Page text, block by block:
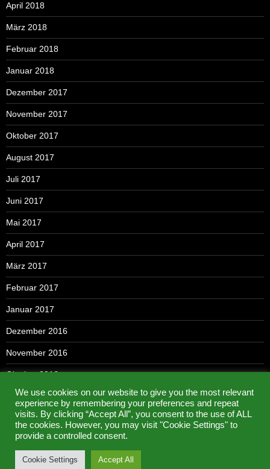
April 2018
März 2018
Februar 2018
Januar 2018
Dezember 2017
November 2017
Oktober 2017
August 2017
Juli 2017
Juni 2017
Mai 2017
April 2017
März 2017
Februar 2017
Januar 2017
Dezember 2016
November 2016
Oktober 2016
September 2016
Mai 2016
We use cookies on our website to give you the most relevant
experience by remembering your preferences and repeat
visits. By clicking “Accept All”, you consent to the use of ALL
the cookies. However, you may visit "Cookie Settings" to
provide a controlled consent.
Cookie Settings Accept All